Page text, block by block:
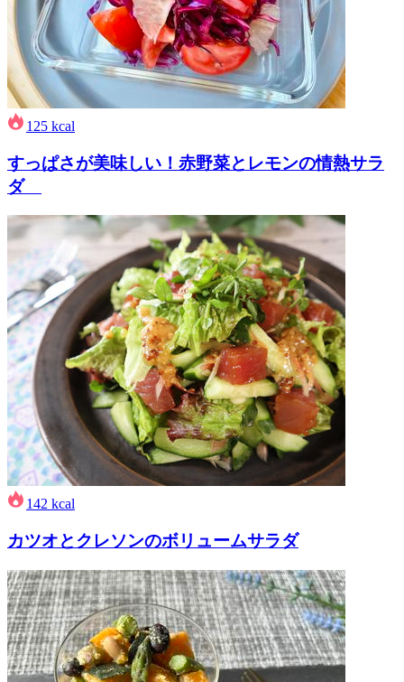
125 kcal
すっぱさが美味しい！赤野菜とレモンの情熱サラ
ダ
142 kcal
カツオとクレソンのボリュームサラダ